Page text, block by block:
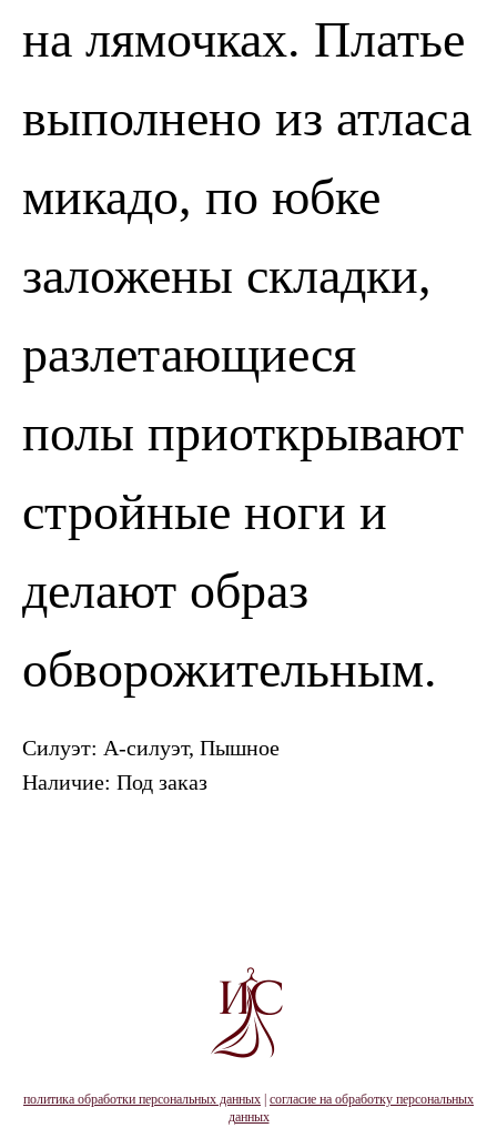
на лямочках. Платье
выполнено из атласа
микадо, по юбке
заложены складки,
разлетающиеся
полы приоткрывают
стройные ноги и
делают образ
обворожительным.
Силуэт: А-силуэт, Пышное
Наличие: Под заказ
политика обработки персональных данных согласие на обработку персональных
данных